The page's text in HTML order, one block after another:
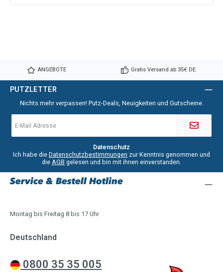
ANGEBOTE Gratis Versand ab 35€ DE
PUTZLETTER
Nichts mehr verpassen! Putz-Deals, Neuigkeiten und Gutscheine.
Mail-
*
Datenschutz
Ich habe die Datenschutzbestimmungen zur Kenntnis genommen und
die AGB gelesen und bin mit ihnen einverstanden.
Service & Bestell Hotline
Montag bis Freitag 8 bis 17 Uhr
Deutschland
0800 35 35 005